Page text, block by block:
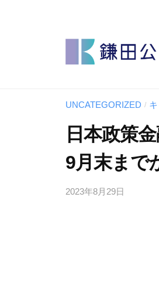
認
計
士
公
認
会
計
事
UNCATEGORIZED /
日本政策
9月末まで
2023年8月29日
公
士
務